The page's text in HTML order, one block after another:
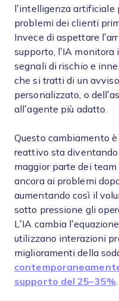
l’intelligenza
problemi dei clienti
Invece di aspettare
supporto, l’IA
segnali di rischio e
che si tratti di un
personalizzato, o
all’agente più adatto.
Questo cambiamento
reattivo sta diventando
maggior parte dei
ancora ai problemi
aumentando così il
sotto pressione gli
L’IA cambia
utilizzano interazioni
miglioramenti della
supporto del 25–35%